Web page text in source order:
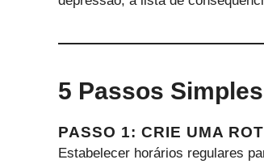
5 Passos
PASSO 1: CRIE UMA
Estabelecer horários regulares